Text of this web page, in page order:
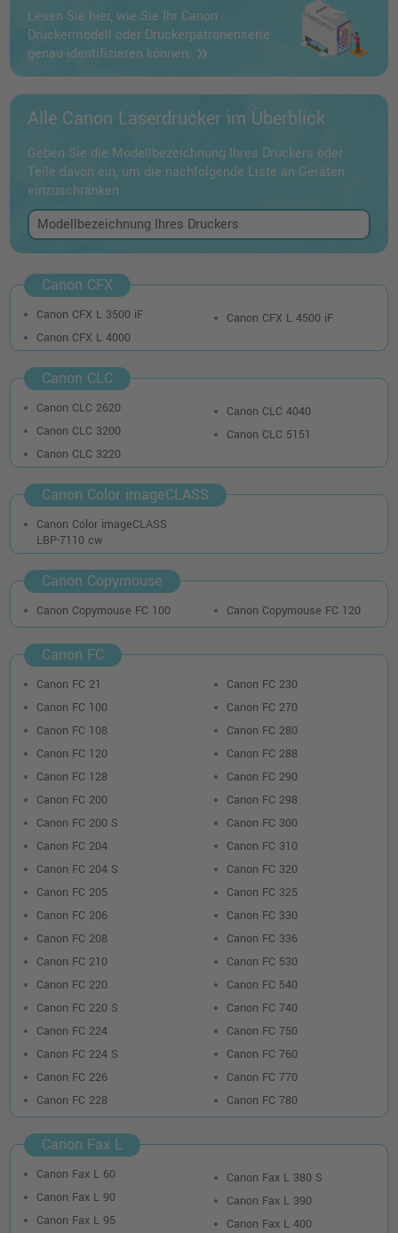
Lesen Sie hier, wie Sie Ihr Canon
Druckermodell oder Druckerpatronenserie
genau identifizieren können.
Alle Canon Laserdrucker im Überblick
Geben Sie die Modellbezeichnung Ihres Druckers oder
Teile davon ein, um die nachfolgende Liste an Geräten
einzuschränken
Canon CFX
Canon CFX L 3500 iF
Canon CFX L 4000
Canon CFX L 4500 iF
Canon CLC
Canon CLC 2620
Canon CLC 3200
Canon CLC 3220
Canon CLC 4040
Canon CLC 5151
Canon Color imageCLASS
Canon Color imageCLASS
LBP-7110 cw
Canon Copymouse
Canon Copymouse FC 100 Canon Copymouse FC 120
Canon FC
Canon FC 21
Canon FC 100
Canon FC 108
Canon FC 120
Canon FC 128
Canon FC 200
Canon FC 200 S
Canon FC 204
Canon FC 204 S
Canon FC 205
Canon FC 206
Canon FC 208
Canon FC 210
Canon FC 220
Canon FC 220 S
Canon FC 224
Canon FC 224 S
Canon FC 226
Canon FC 228
Canon FC 230
Canon FC 270
Canon FC 280
Canon FC 288
Canon FC 290
Canon FC 298
Canon FC 300
Canon FC 310
Canon FC 320
Canon FC 325
Canon FC 330
Canon FC 336
Canon FC 530
Canon FC 540
Canon FC 740
Canon FC 750
Canon FC 760
Canon FC 770
Canon FC 780
Canon Fax L
Canon Fax L 60
Canon Fax L 90
Canon Fax L 95
Canon Fax L 380 S
Canon Fax L 390
Canon Fax L 400